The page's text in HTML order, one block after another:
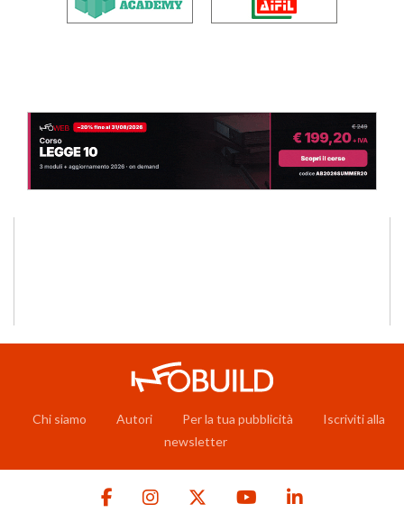
Chi siamo Autori Per la tua pubblicità
Iscriviti alla
newsletter